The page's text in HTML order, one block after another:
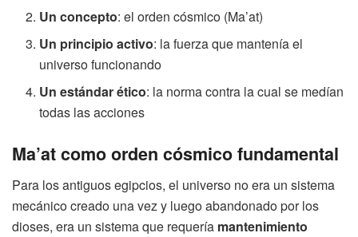
Un concepto: el orden cósmico (Ma’at)
Un principio activo: la fuerza que mantenía el
universo funcionando
Un estándar ético: la norma contra la cual se medían
todas las acciones
Ma’at como orden cósmico fundamental
Para los antiguos egipcios, el universo no era un sistema
mecánico creado una vez y luego abandonado por los
dioses, era un sistema que requería mantenimiento